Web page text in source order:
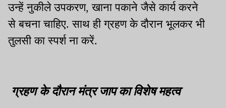
उन्हें नुकीले उपकरण, खाना पकाने जैसे कार्य करने
से बचना चाहिए. साथ ही ग्रहण के दौरान भूलकर भी
तुलसी का स्पर्श ना करें.
ग्रहण के दौरान मंत्र जाप का विशेष महत्व